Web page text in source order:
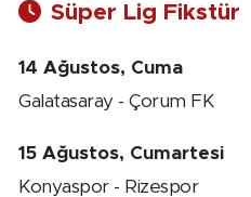
Süper Lig Fikstür
14 Ağustos, Cuma
Galatasaray - Çorum FK
15 Ağustos, Cumartesi
Konyaspor - Rizespor